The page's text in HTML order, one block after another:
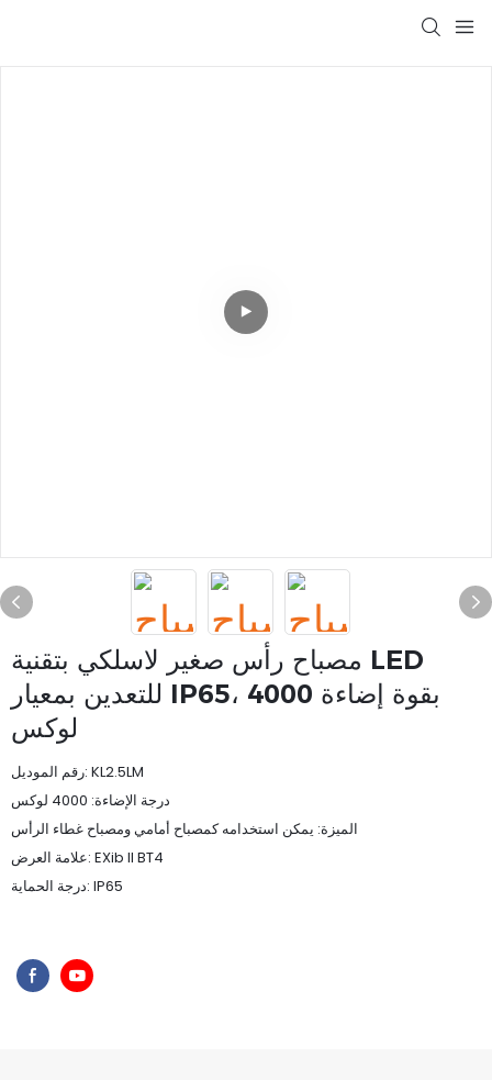
مصباح رأس صغير لاسلكي بتقنية LED
للتعدين بمعيار IP65، بقوة إضاءة 4000
لوكس
رقم الموديل: KL2.5LM
درجة الإضاءة: 4000 لوكس
الميزة: يمكن استخدامه كمصباح أمامي ومصباح غطاء الرأس
علامة العرض: EXib II BT4
درجة الحماية: IP65